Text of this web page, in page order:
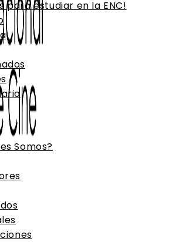
para estudiar en la ENC!
Somos?